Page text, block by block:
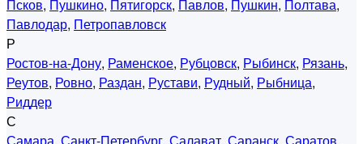
Псков, Пушкино, Пятигорск, Павлов, Пушкин, Полтава,
Павлодар, Петропавловск
Р
Ростов-на-Дону, Раменское, Рубцовск, Рыбинск, Рязань,
Реутов, Ровно, Раздан, Рустави, Рудный, Рыбница,
Риддер
С